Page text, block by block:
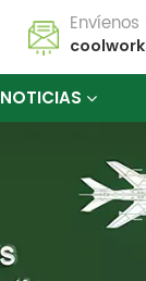
NOTICIAS